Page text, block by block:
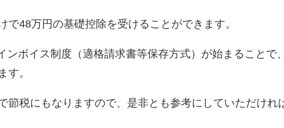
で48万円の基礎控除を受けることができます。
ンボイス制度（適格請求書等保存方式）が始まることで
す。
節税にもなりますので、是非とも参考にしていただけれ